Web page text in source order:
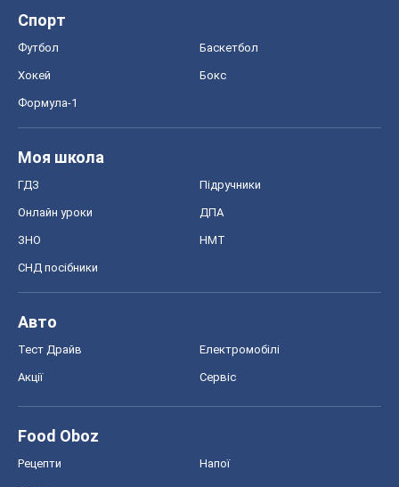
Спорт
Футбол Баскетбол
Хокей Бокс
Формула-1
Моя школа
ГДЗ Підручники
Онлайн уроки ДПА
ЗНО НМТ
СНД посібники
Авто
Тест Драйв Електромобілі
Акції Сервіс
Food Oboz
Рецепти Напої